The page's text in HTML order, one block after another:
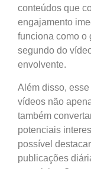
conteúdos que
engajamento
funciona como o
segundo do
envolvente.
Além disso,
vídeos não
também
potenciais
possível
publicações